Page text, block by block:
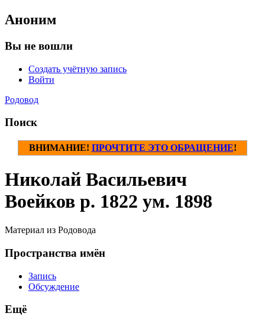
Аноним
Вы не вошли
Создать учётную запись
Войти
Родовод
Поиск
ВНИМАНИЕ! ПРОЧТИТЕ ЭТО ОБРАЩЕНИЕ!
Николай Васильевич
Воейков р. 1822 ум. 1898
Материал из Родовода
Пространства имён
Запись
Обсуждение
Ещё